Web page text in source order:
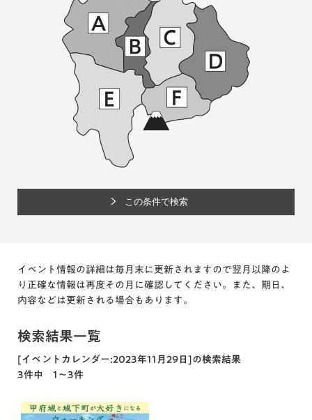
イベント情報の詳細は毎月末に更新されますので翌月以降のよ
り正確な情報は再度その月に確認してください。また、期日、
内容などは更新される場合もあります。
検索結果一覧
[イベントカレンダー:2023年11月29日]の検索結果
3件中 1～3件